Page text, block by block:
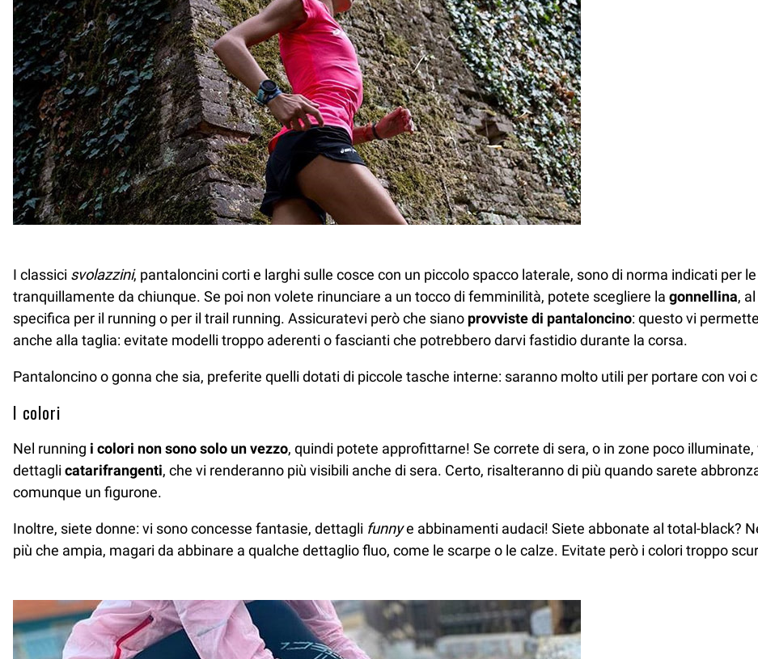
I classici svolazzini, pantaloncini corti e larghi sulle cosce con un piccolo spacco laterale, sono di norma indicati per
tranquillamente da chiunque. Se poi non volete rinunciare a un tocco di femminilità, potete scegliere la gonnellina,
specifica per il running o per il trail running. Assicuratevi però che siano provviste di pantaloncino: questo vi
anche alla taglia: evitate modelli troppo aderenti o fascianti che potrebbero darvi fastidio durante la corsa.
Pantaloncino o gonna che sia, preferite quelli dotati di piccole tasche interne: saranno molto utili per portare con voi
I colori
Nel running i colori non sono solo un vezzo, quindi potete approfittarne! Se correte di sera, o in zone poco illuminate,
dettagli catarifrangenti, che vi renderanno più visibili anche di sera. Certo, risalteranno di più quando sarete
comunque un figurone.
Inoltre, siete donne: vi sono concesse fantasie, dettagli funnye abbinamenti audaci! Siete abbonate al total-black?
più che ampia, magari da abbinare a qualche dettaglio fluo, come le scarpe o le calze. Evitate però i colori troppo